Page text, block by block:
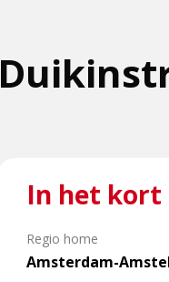
In het kort
Regio home
Amsterdam-